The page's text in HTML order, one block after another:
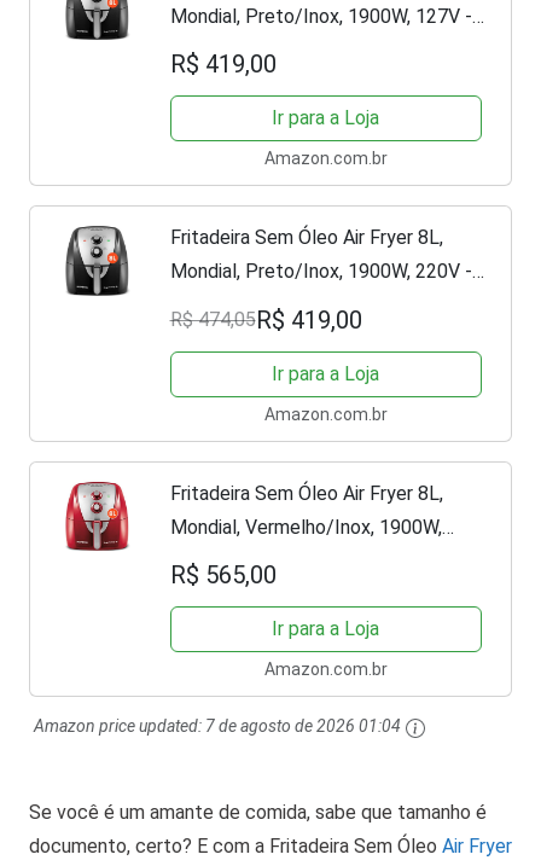
Mondial, Preto/Inox, 1900W, 127V -
AFN-80-BI
R$ 419,00
Ir para a Loja
Amazon.com.br
Fritadeira Sem Óleo Air Fryer 8L,
Mondial, Preto/Inox, 1900W, 220V -
AFN-80-BI
R$ 474,05R$ 419,00
Ir para a Loja
Amazon.com.br
Fritadeira Sem Óleo Air Fryer 8L,
Mondial, Vermelho/Inox, 1900W,
127V - AFN-80-RI
R$ 565,00
Ir para a Loja
Amazon.com.br
Amazon price updated: 7 de agosto de 2026 01:04
Se você é um amante de comida, sabe que tamanho é
documento, certo? E com a Fritadeira Sem Óleo Air Fryer